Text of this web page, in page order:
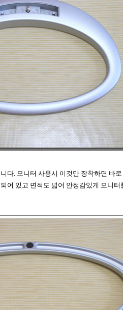
다. 모니터 사용시 이것만 장착하면 바
어 있고 면적도 넓어 안정감있게 모니터